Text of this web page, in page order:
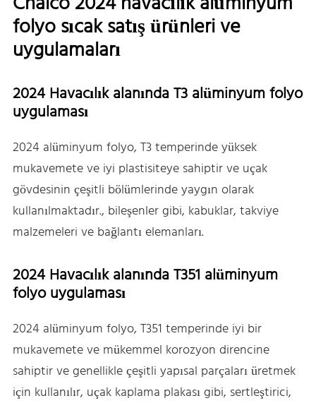
folyo sıcak satış ürünleri ve
uygulamaları
2024 Havacılık alanında T3 alüminyum folyo
uygulaması
2024 alüminyum folyo, T3 temperinde yüksek
mukavemete ve iyi plastisiteye sahiptir ve uçak
gövdesinin çeşitli bölümlerinde yaygın olarak
kullanılmaktadır., bileşenler gibi, kabuklar, takviye
malzemeleri ve bağlantı elemanları.
2024 Havacılık alanında T351 alüminyum
folyo uygulaması
2024 alüminyum folyo, T351 temperinde iyi bir
mukavemete ve mükemmel korozyon direncine
sahiptir ve genellikle çeşitli yapısal parçaları üretmek
için kullanılır, uçak kaplama plakası gibi, sertleştirici,